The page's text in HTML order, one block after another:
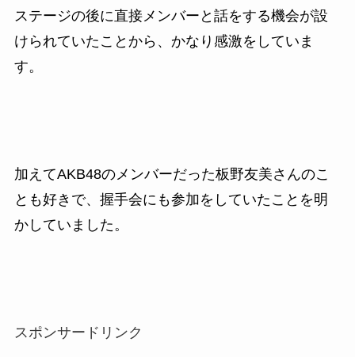
ステージの後に直接メンバーと話をする機会が設
けられていたことから、かなり感激をしていま
す。
加えてAKB48のメンバーだった板野友美さんのこ
とも好きで、握手会にも参加をしていたことを明
かしていました。
スポンサードリンク